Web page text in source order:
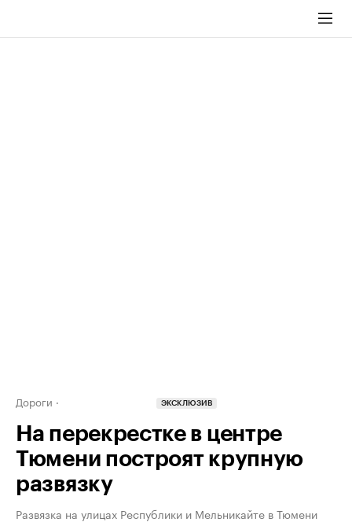
Дороги ЭКСКЛЮЗИВ
На перекрестке в центре
Тюмени построят крупную
развязку
Развязка на улицах Республики и Мельникайте в Тюмени